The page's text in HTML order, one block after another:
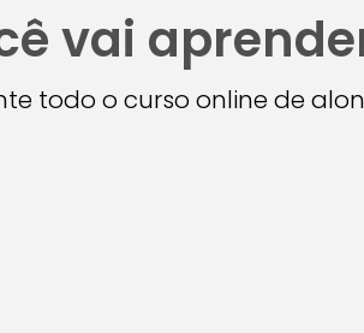
vai
todo o curso online de